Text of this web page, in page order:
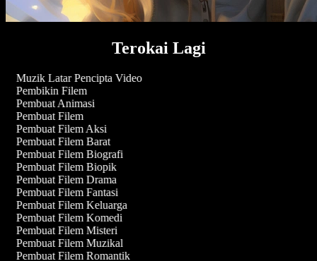
Terokai Lagi
Muzik Latar Pencipta Video
Pembikin Filem
Pembuat Animasi
Pembuat Filem
Pembuat Filem Aksi
Pembuat Filem Barat
Pembuat Filem Biografi
Pembuat Filem Biopik
Pembuat Filem Drama
Pembuat Filem Fantasi
Pembuat Filem Keluarga
Pembuat Filem Komedi
Pembuat Filem Misteri
Pembuat Filem Muzikal
Pembuat Filem Romantik